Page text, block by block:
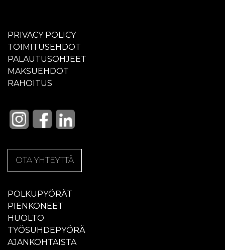
PRIVACY POLICY
TOIMITUSEHDOT
PALAUTUSOHJEET
MAKSUEHDOT
RAHOITUS
OTA YHTEYTTÄ
POLKUPYÖRÄT
PIENKONEET
HUOLTO
TYÖSUHDEPYÖRÄ
AJANKOHTAISTA